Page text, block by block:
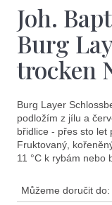
je
0,0
z
5
hvězdiček.
Joh.
Burg
trocken
Burg Layer
podložím z jílu a
břidlice - přes sto let
Fruktovaný,
11 °C k rybám nebo
Můžeme doručit do:
j
í
t
?